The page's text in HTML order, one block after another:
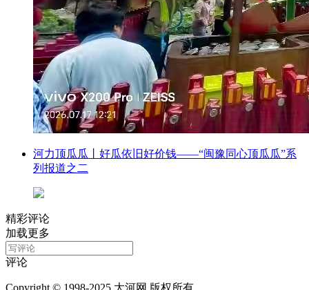
河力顶瓜瓜丨好瓜依旧好价钱——“闽豫同心顶瓜瓜”系
列报道之二
精彩评论
加载更多
评论